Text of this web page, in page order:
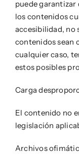
puede
los contenidos
accesibilidad, no
contenidos sean
cualquier caso,
estos posibles
Carga
El contenido no
legislación
Archivos